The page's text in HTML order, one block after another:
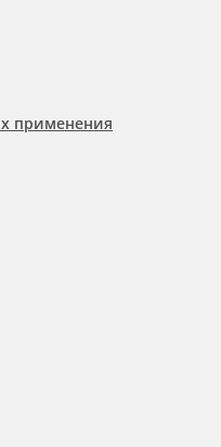
применения